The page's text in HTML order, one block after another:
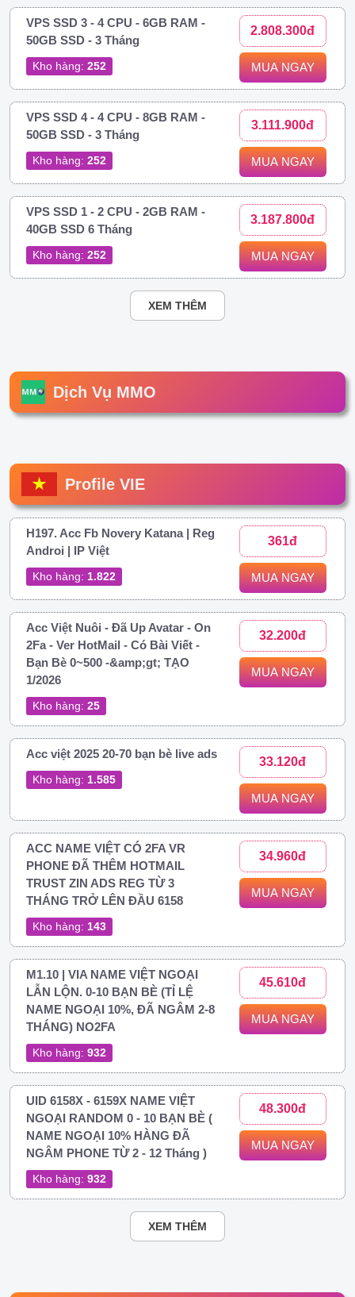
VPS SSD 3 - 4 CPU - 6GB RAM -
50GB SSD - 3 Tháng
Kho hàng: 252
2.808.300đ
MUA NGAY
VPS SSD 4 - 4 CPU - 8GB RAM -
50GB SSD - 3 Tháng
Kho hàng: 252
3.111.900đ
MUA NGAY
VPS SSD 1 - 2 CPU - 2GB RAM -
40GB SSD 6 Tháng
Kho hàng: 252
3.187.800đ
MUA NGAY
XEM THÊM
Dịch Vụ MMO
Profile VIE
H197. Acc Fb Novery Katana | Reg
Androi | IP Việt
Kho hàng: 1.822
361đ
MUA NGAY
Acc Việt Nuôi - Đã Up Avatar - On
2Fa - Ver HotMail - Có Bài Viết -
Bạn Bè 0~500 -&amp;gt; TẠO
1/2026
Kho hàng: 25
32.200đ
MUA NGAY
Acc việt 2025 20-70 bạn bè live ads
Kho hàng: 1.585
33.120đ
MUA NGAY
ACC NAME VIỆT CÓ 2FA VR
PHONE ĐÃ THÊM HOTMAIL
TRUST ZIN ADS REG TỪ 3
THÁNG TRỞ LÊN ĐẦU 6158
Kho hàng: 143
34.960đ
MUA NGAY
M1.10 | VIA NAME VIỆT NGOẠI
LẪN LỘN. 0-10 BẠN BÈ (TỈ LỆ
NAME NGOẠI 10%, ĐÃ NGÂM 2-8
THÁNG) NO2FA
Kho hàng: 932
45.610đ
MUA NGAY
UID 6158X - 6159X NAME VIỆT
NGOẠI RANDOM 0 - 10 BẠN BÈ (
NAME NGOẠI 10% HÀNG ĐÃ
NGÂM PHONE TỪ 2 - 12 Tháng )
Kho hàng: 932
48.300đ
MUA NGAY
XEM THÊM